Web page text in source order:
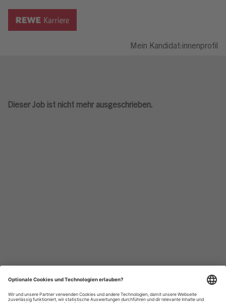
Mein Kandidat:innenprofil
Dieser Job ist nicht mehr ausgeschrieben.
Datenschutzhinweise